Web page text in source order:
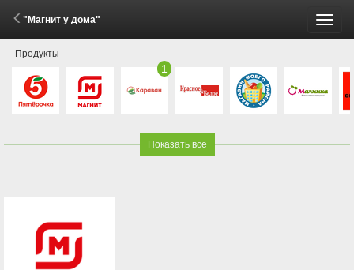
"Магнит у дома"
Продукты
1
Показать все